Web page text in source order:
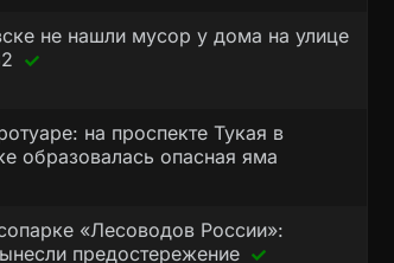
не нашли мусор у дома на улице
на проспекте Тукая в
образовалась опасная яма
«Лесоводов России»:
предостережение